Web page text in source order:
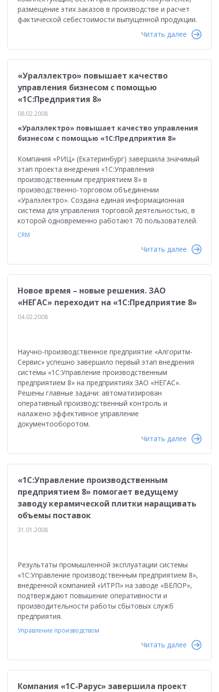
размещение этих заказов в производстве и расчет
фактической себестоимости выпущенной продукции.
Читать далее
«Уралэлектро» повышает качество
управления бизнесом с помощью
«1С:Предприятия 8»
08.02.2008
«Уралэлектро» повышает качество управления
бизнесом с помощью «1С:Предприятия 8»
Компания «РИЦ» (Екатеринбург) завершила значимый
этап проекта внедрения «1С:Управления
производственным предприятием 8» в
производственно-торговом объединении
«Уралэлектро». Создана единая информационная
система для управления торговой деятельностью, в
которой одновременно работают 70 пользователей.
CRM
Читать далее
Новое время – новые решения. ЗАО
«НЕГАС» переходит на «1С:Предприятие 8»
04.02.2008
Научно-производственное предприятие «Алгоритм-
Сервис» успешно завершило первый этап внедрения
системы «1С:Управление производственным
предприятием 8» на предприятиях ЗАО «НЕГАС».
Решены главные задачи: автоматизирован
оперативный производственный контроль и
налажено эффективное управление
документооборотом.
Читать далее
«1С:Управление производственным
предприятием 8» помогает ведущему
заводу керамической плитки наращивать
объемы поставок
31.01.2008
Результаты промышленной эксплуатации системы
«1С:Управление производственным предприятием 8»,
внедренной компанией «ИТРП» на заводе «ВЕЛОР»,
подтверждают повышение оперативности и
производительности работы сбытовых служб
предприятия.
Управление производством
Читать далее
Компания «1С-Рарус» завершила проект